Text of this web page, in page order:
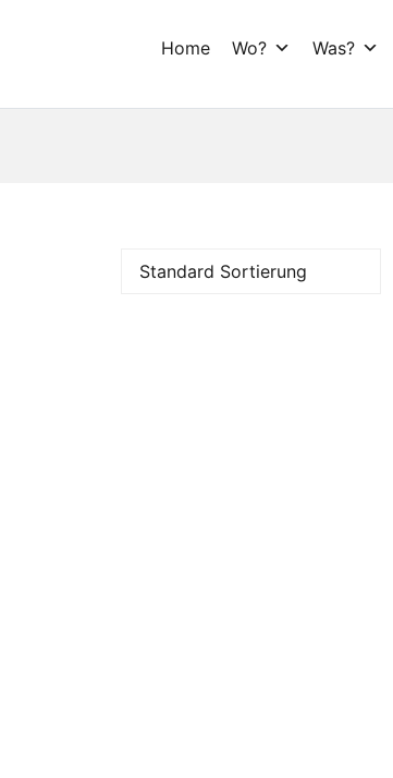
Home Wo? Was?